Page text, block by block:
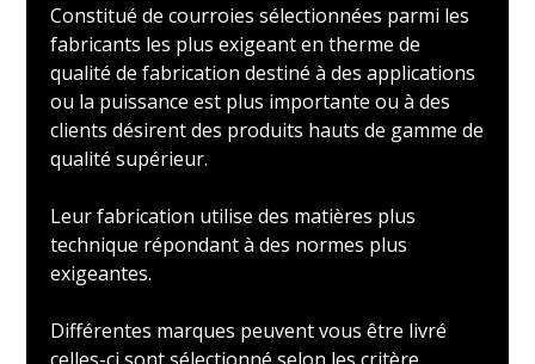
Constitué de courroies sélectionnées parmi les
fabricants les plus exigeant en therme de
qualité de fabrication destiné à des applications
ou la puissance est plus importante ou à des
clients désirent des produits hauts de gamme de
qualité supérieur.
Leur fabrication utilise des matières plus
technique répondant à des normes plus
exigeantes.
Différentes marques peuvent vous être livré